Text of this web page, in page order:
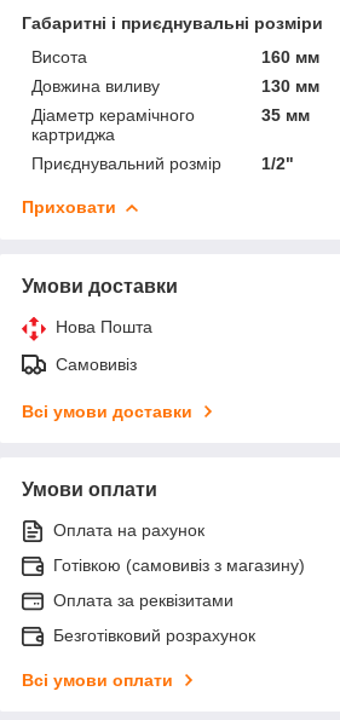
Габаритні і приєднувальні розміри
Висота
160 мм
Довжина виливу
130 мм
Діаметр керамічного
картриджа
35 мм
Приєднувальний розмір 1/2"
Приховати
Умови доставки
Нова Пошта
Самовивіз
Всі умови доставки
Умови оплати
Оплата на рахунок
Готівкою (самовивіз з магазину)
Оплата за реквізитами
Безготівковий розрахунок
Всі умови оплати